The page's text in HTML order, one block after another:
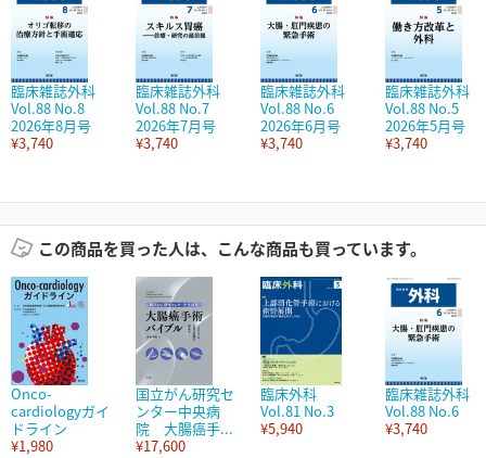
臨床雑誌外科
Vol.88 No.8
2026年8月号
¥3,740
臨床雑誌外科
Vol.88 No.7
2026年7月号
¥3,740
臨床雑誌外科
Vol.88 No.6
2026年6月号
¥3,740
臨床雑誌外科
Vol.88 No.5
2026年5月号
¥3,740
この商品を買った人は、こんな商品も買っています。
Onco-
cardiologyガイ
ドライン
¥1,980
国立がん研究セ
ンター中央病
院 大腸癌手...
¥17,600
臨床外科
Vol.81 No.3
¥5,940
臨床雑誌外科
Vol.88 No.6
¥3,740